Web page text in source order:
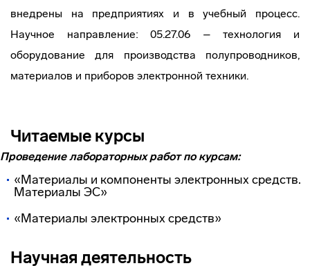
внедрены на предприятиях и в учебный процесс.
Научное направление: 05.27.06 – технология и
оборудование для производства полупроводников,
материалов и приборов электронной техники.
Читаемые курсы
Проведение лабораторных работ по курсам:
«Материалы и компоненты электронных средств.
Материалы ЭС»
«Материалы электронных средств»
Научная деятельность